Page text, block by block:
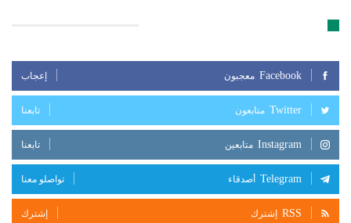
Facebook معجبون إعجاب
Twitter متابعون تابعنا
Instagram متابعين تابعنا
Telegram أصدقاء تواصلو معنا
RSS إشترك إشترك